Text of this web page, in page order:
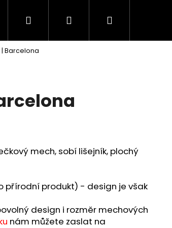
Domácnost
Hledat PřihlášeníNákupní
Barcelona
mech, sobí lišejník, plochý
přírodní produkt) - design je však
design i rozměr mechových
nám můžete zaslat na